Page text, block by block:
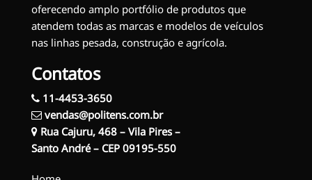
oferecendo amplo portfólio de produtos que
atendem todas as marcas e modelos de veículos
nas linhas pesada, construção e agrícola.
Contatos
11-4453-3650
vendas@politens.com.br
Rua Cajuru, 468 – Vila Pires –
Santo André – CEP 09195-550